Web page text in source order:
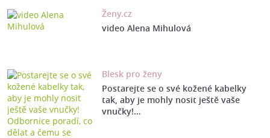
Ženy.cz
video Alena Mihulová
Blesk pro ženy
Postarejte se o své kožené kabelky
tak, aby je mohly nosit ještě vaše
vnučky!…